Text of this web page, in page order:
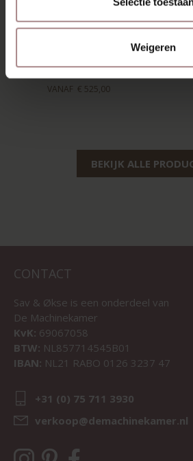
Weigeren
TOMRER
ROND | WALNOOT
VANAF € 525,00
BEKIJK ALLE
CONTACT
Sav & Økse is een onderdeel van
De Machinekamer
KvK: 69067058
BTW: NL857714545B01
IBAN: NL21 RABO 0126 3237 47
+31 (0) 75 711 3930
verkoop@demachinekamer.nl